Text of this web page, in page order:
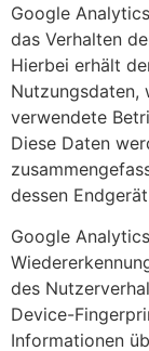
Google
das Verhalten
Hierbei erhält
Nutzungsdaten,
verwendete
Diese Daten
dessen
Google
des
Device-
Informationen